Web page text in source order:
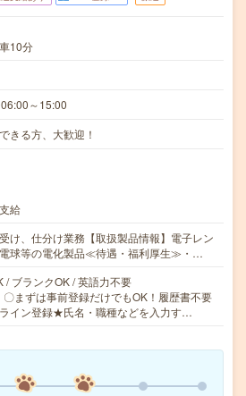
10分
～15:00
きる方、大歓迎！
給
け、仕分け業務【取扱製品情報】電子レン
球等の電化製品≪待遇・福利厚生≫・…
/ ブランクOK / 英語力不要
まずは事前登録だけでもOK！履歴書不要
イン登録★氏名・職種などを入力す…